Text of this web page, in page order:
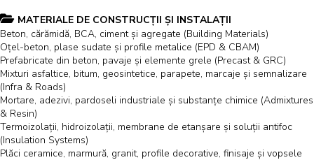
MATERIALE DE CONSTRUCȚII ȘI INSTALAȚII
Beton, cărămidă, BCA, ciment și agregate (Building Materials)
Oțel-beton, plase sudate și profile metalice (EPD & CBAM)
Prefabricate din beton, pavaje și elemente grele (Precast & GRC)
Mixturi asfaltice, bitum, geosintetice, parapete, marcaje și semnalizare
(Infra & Roads)
Mortare, adezivi, pardoseli industriale și substanțe chimice (Admixtures
& Resin)
Termoizolații, hidroizolații, membrane de etanșare și soluții antifoc
(Insulation Systems)
Plăci ceramice, marmură, granit, profile decorative, finisaje și vopsele